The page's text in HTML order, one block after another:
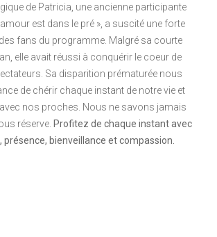
de Patricia, une ancienne participante
est dans le pré », a suscité une forte
fans du programme. Malgré sa courte
elle avait réussi à conquérir le coeur de
Sa disparition prématurée nous
de chérir chaque instant de notre vie et
nos proches. Nous ne savons jamais
réserve. Profitez de chaque instant avec
bienveillance et compassion.